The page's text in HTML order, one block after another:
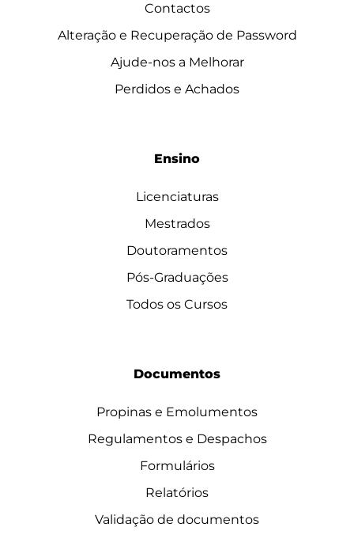
Contactos
Alteração e Recuperação de Password
Ajude-nos a Melhorar
Perdidos e Achados
Ensino
Licenciaturas
Mestrados
Doutoramentos
Pós-Graduações
Todos os Cursos
Documentos
Propinas e Emolumentos
Regulamentos e Despachos
Formulários
Relatórios
Validação de documentos